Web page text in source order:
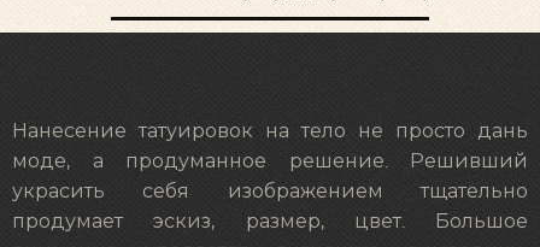
Нанесение татуировок на тело не просто дань
моде, а продуманное решение. Решивший
украсить себя изображением тщательно
продумает эскиз, размер, цвет. Большое